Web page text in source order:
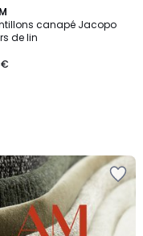
canapé Jacopo
de lin
€